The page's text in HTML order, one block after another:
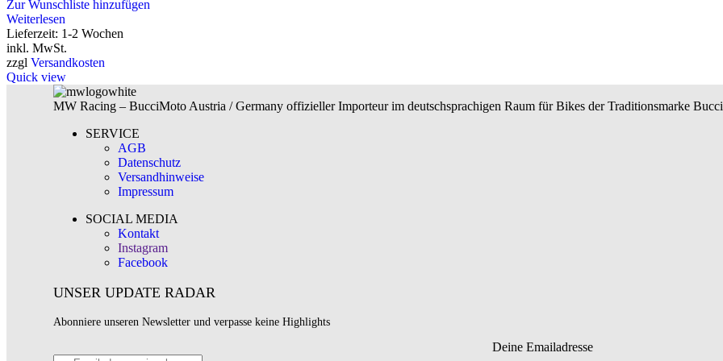
Zur Wunschliste hinzufügen
Weiterlesen
Lieferzeit: 1-2 Wochen
inkl. MwSt.
zzgl Versandkosten
Quick view
MW Racing – BucciMoto Austria / Germany offizieller Importeur im deutschsprachigen Raum für Bikes der Traditionsmarke
SERVICE
AGB
Datenschutz
Versandhinweise
Impressum
SOCIAL MEDIA
Kontakt
Instagram
Facebook
UNSER UPDATE RADAR
Abonniere unseren Newsletter und verpasse keine Highlights
Deine Emailadresse